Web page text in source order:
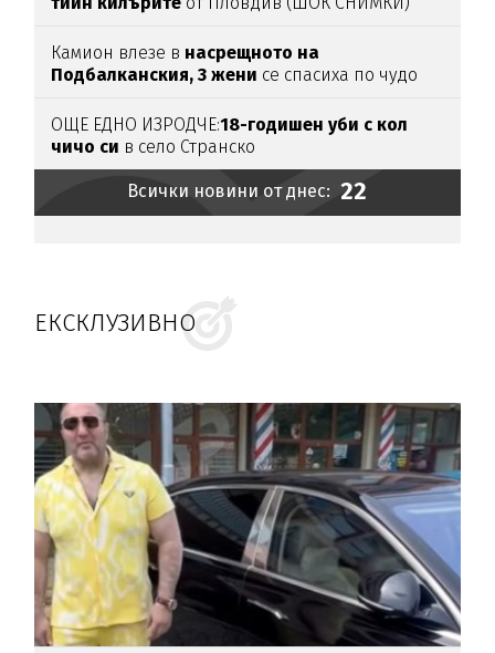
Камион влезе в насрещното на
Подбалканския, 3 жени се спасиха по чудо
ОЩЕ ЕДНО ИЗРОДЧЕ:18-годишен уби с кол
чичо си в село Странско
Всички новини от днес: 22
ЕКСКЛУЗИВНО